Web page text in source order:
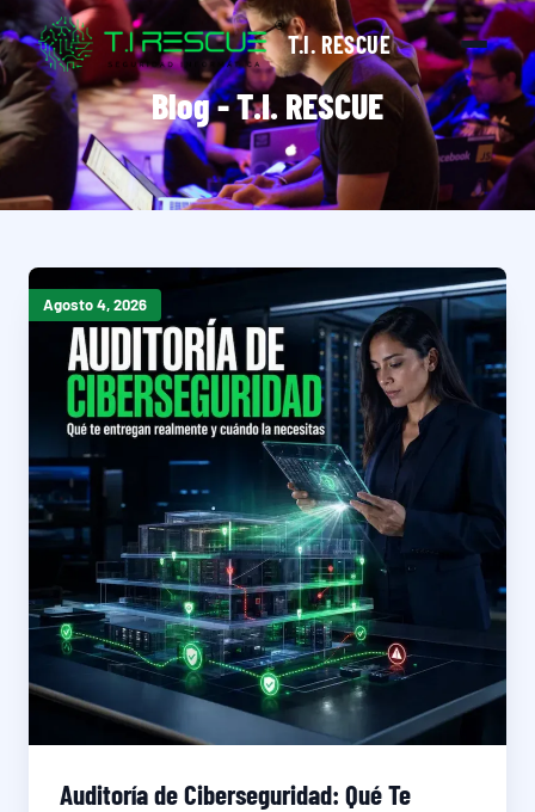
T.I. RESCUE
Blog - T.I. RESCUE
Agosto 4, 2026
Auditoría de Ciberseguridad: Qué Te